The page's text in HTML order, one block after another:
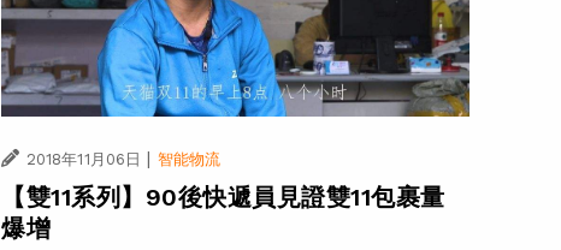
2018年11月06日 | 智能物流
【雙11系列】90後快遞員見證雙11包裹量
爆增